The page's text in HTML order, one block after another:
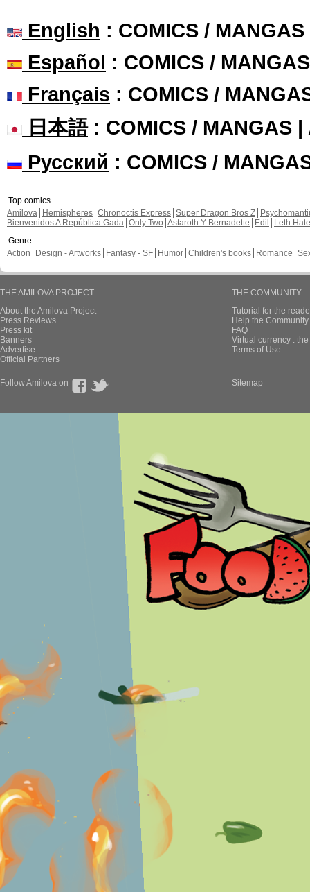
English : COMICS /
Español : COMICS /
Français : COMICS /
日本語: COMICS / MANGAS |
Русский : COMICS /
Top comics
Amilova
Hemispheres Chronoctis Express Super Dragon Bros Z
Bienvenidos A República Gada Only Two Astaroth Y Bernadette Edil
Leth Hate
Genre
Action
Design - Artworks Fantasy - SF Humor Children's books Romance
THE AMILOVA PROJECT
About the Amilova Project
Press Reviews
Press kit
Banners
Advertise
Official Partners
THE COMMUNITY
Tutorial for the
Help the
FAQ
Virtual currency :
Terms of Use
Follow Amilova on Sitemap